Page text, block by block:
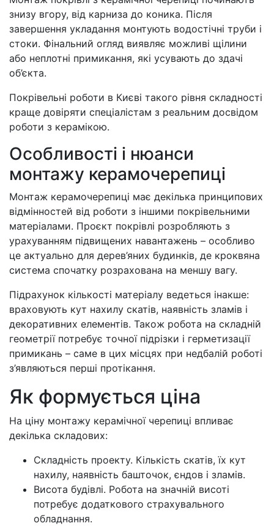
знизу вгору, від карниза до коника. Після
завершення укладання монтують водостічні труби і
стоки. Фінальний огляд виявляє можливі щілини
або неплотні примикання, які усувають до здачі
об’єкта.
Покрівельні роботи в Києві такого рівня складності
краще довіряти спеціалістам з реальним досвідом
роботи з керамікою.
Особливості і нюанси
монтажу керамочерепиці
Монтаж керамочерепиці має декілька принципових
відмінностей від роботи з іншими покрівельними
матеріалами. Проєкт покрівлі розробляють з
урахуванням підвищених навантажень – особливо
це актуально для дерев’яних будинків, де кроквяна
система спочатку розрахована на меншу вагу.
Підрахунок кількості матеріалу ведеться інакше:
враховують кут нахилу скатів, наявність зламів і
декоративних елементів. Також робота на складній
геометрії потребує точної підрізки і герметизації
примикань – саме в цих місцях при недбалій роботі
з’являються перші протікання.
Як формується ціна
На ціну монтажу керамічної черепиці впливає
декілька складових:
Складність проекту. Кількість скатів, їх кут
нахилу, наявність башточок, єндов і зламів.
Висота будівлі. Робота на значній висоті
потребує додаткового страхувального
обладнання.